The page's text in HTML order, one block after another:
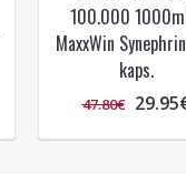
100.000
MaxxWin
kaps.
47.80€